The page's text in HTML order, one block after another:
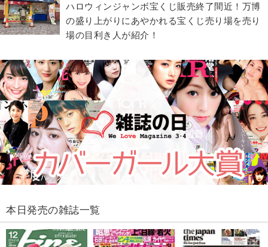
ハロウィンジャンボ宝くじ販売終了間近！万博
の盛り上がりにあやかれる宝くじ売り場を売り
場の目利き人が紹介！
本日発売の雑誌一覧